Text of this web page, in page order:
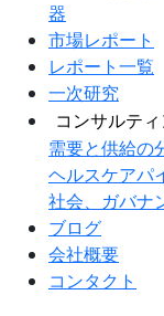
器
市場レポート
レポート一覧
一次研究
コンサルテ
需要と供給の
ヘルスケアパ
社会、ガバナ
ブログ
会社概要
コンタクト